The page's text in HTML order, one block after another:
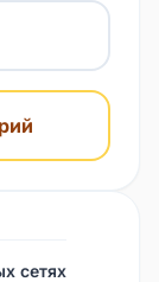
сетях